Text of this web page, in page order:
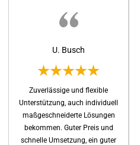
U. Busch
Zuverlässige und flexible
Unterstützung, auch individuell
maßgeschneiderte Lösungen
bekommen. Guter Preis und
schnelle Umsetzung, ein guter